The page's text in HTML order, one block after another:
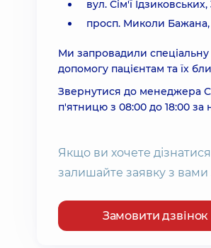
вул. Сім'ї
просп. Миколи Бажана,
Ми запровадили спеціальну
допомогу пацієнтам та їх
Звернутися до менеджера
п'ятницю з 08:00 до 18:00
Якщо ви хочете
залишайте заявку з
Замовити дзвінок